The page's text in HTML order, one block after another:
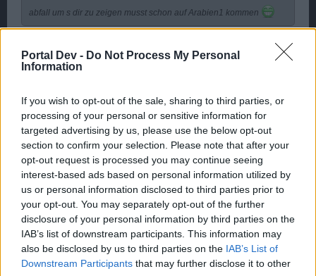
Portal Dev - Do Not Process My Personal
Information
If you wish to opt-out of the sale, sharing to third parties, or
processing of your personal or sensitive information for
targeted advertising by us, please use the below opt-out
section to confirm your selection. Please note that after your
opt-out request is processed you may continue seeing
interest-based ads based on personal information utilized by
us or personal information disclosed to third parties prior to
your opt-out. You may separately opt-out of the further
disclosure of your personal information by third parties on the
IAB’s list of downstream participants. This information may
also be disclosed by us to third parties on the IAB’s List of
Downstream Participants that may further disclose it to other
abfall um s dir zu zeigen musst schon auf Arabien1 kommen
und was "Doppelschuss 0" auch immer bedeuten soll =
immer noch keine Info
,
na ja, lassen wirs sein
und bieten mal nicht auf nötige Setteile, sondern sparen uns
Sarkasmus = ein
16 November 2016